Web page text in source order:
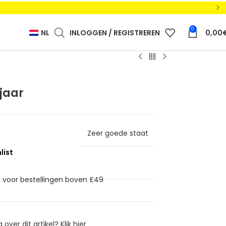
NL INLOGGEN / REGISTREREN 0 0,00
Zeer goede staat
voor bestellingen boven £49
over dit artikel?Klik hier